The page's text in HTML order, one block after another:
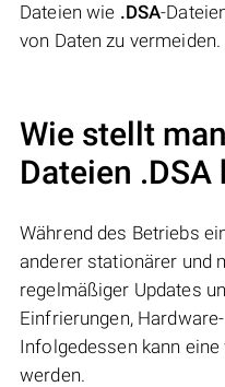
Dateien wie .DSA-
von Daten zu vermeiden.
Wie stellt
Dateien .DSA
Während des Betriebs
anderer stationärer und
regelmäßiger Updates
Einfrierungen,
Infolgedessen kann
werden.